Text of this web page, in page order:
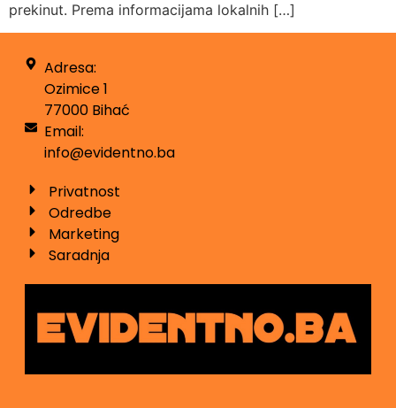
prekinut. Prema informacijama lokalnih […]
Adresa:
Ozimice 1
77000 Bihać
Email:
info@evidentno.ba
Privatnost
Odredbe
Marketing
Saradnja